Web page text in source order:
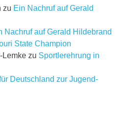
zu Ein Nachruf auf Gerald
Nachruf auf Gerald Hildebrand
State Champion
Lemkezu Sportlerehrung in
Deutschland zur Jugend-